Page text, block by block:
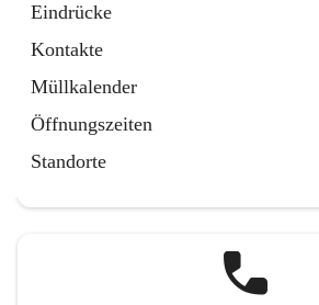
Eindrücke
Kontakte
Müllkalender
Öffnungszeiten
Standorte